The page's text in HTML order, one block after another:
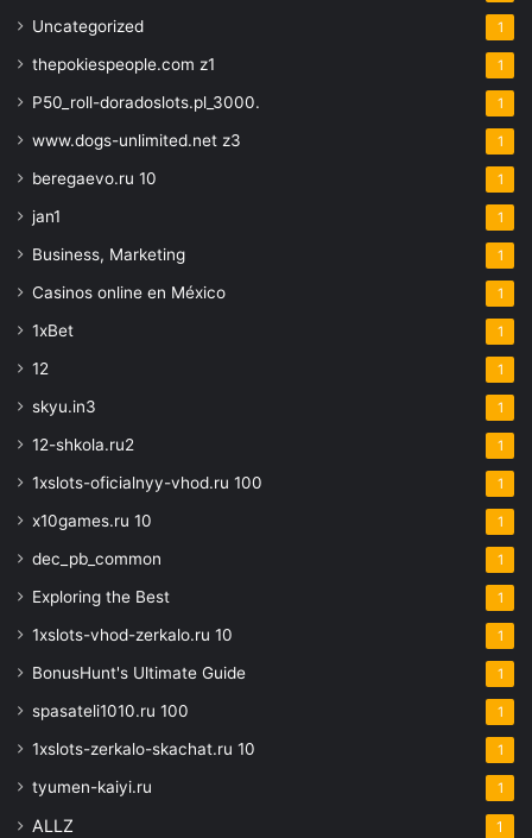
Uncategorized 1
thepokiespeople.com z1 1
P50_roll-doradoslots.pl_3000. 1
www.dogs-unlimited.net z3 1
beregaevo.ru 10 1
jan1 1
Business, Marketing 1
Casinos online en México 1
1xBet 1
12 1
skyu.in3 1
12-shkola.ru2 1
1xslots-oficialnyy-vhod.ru 100 1
x10games.ru 10 1
dec_pb_common 1
Exploring the Best 1
1xslots-vhod-zerkalo.ru 10 1
BonusHunt's Ultimate Guide 1
spasateli1010.ru 100 1
1xslots-zerkalo-skachat.ru 10 1
tyumen-kaiyi.ru 1
ALLZ 1